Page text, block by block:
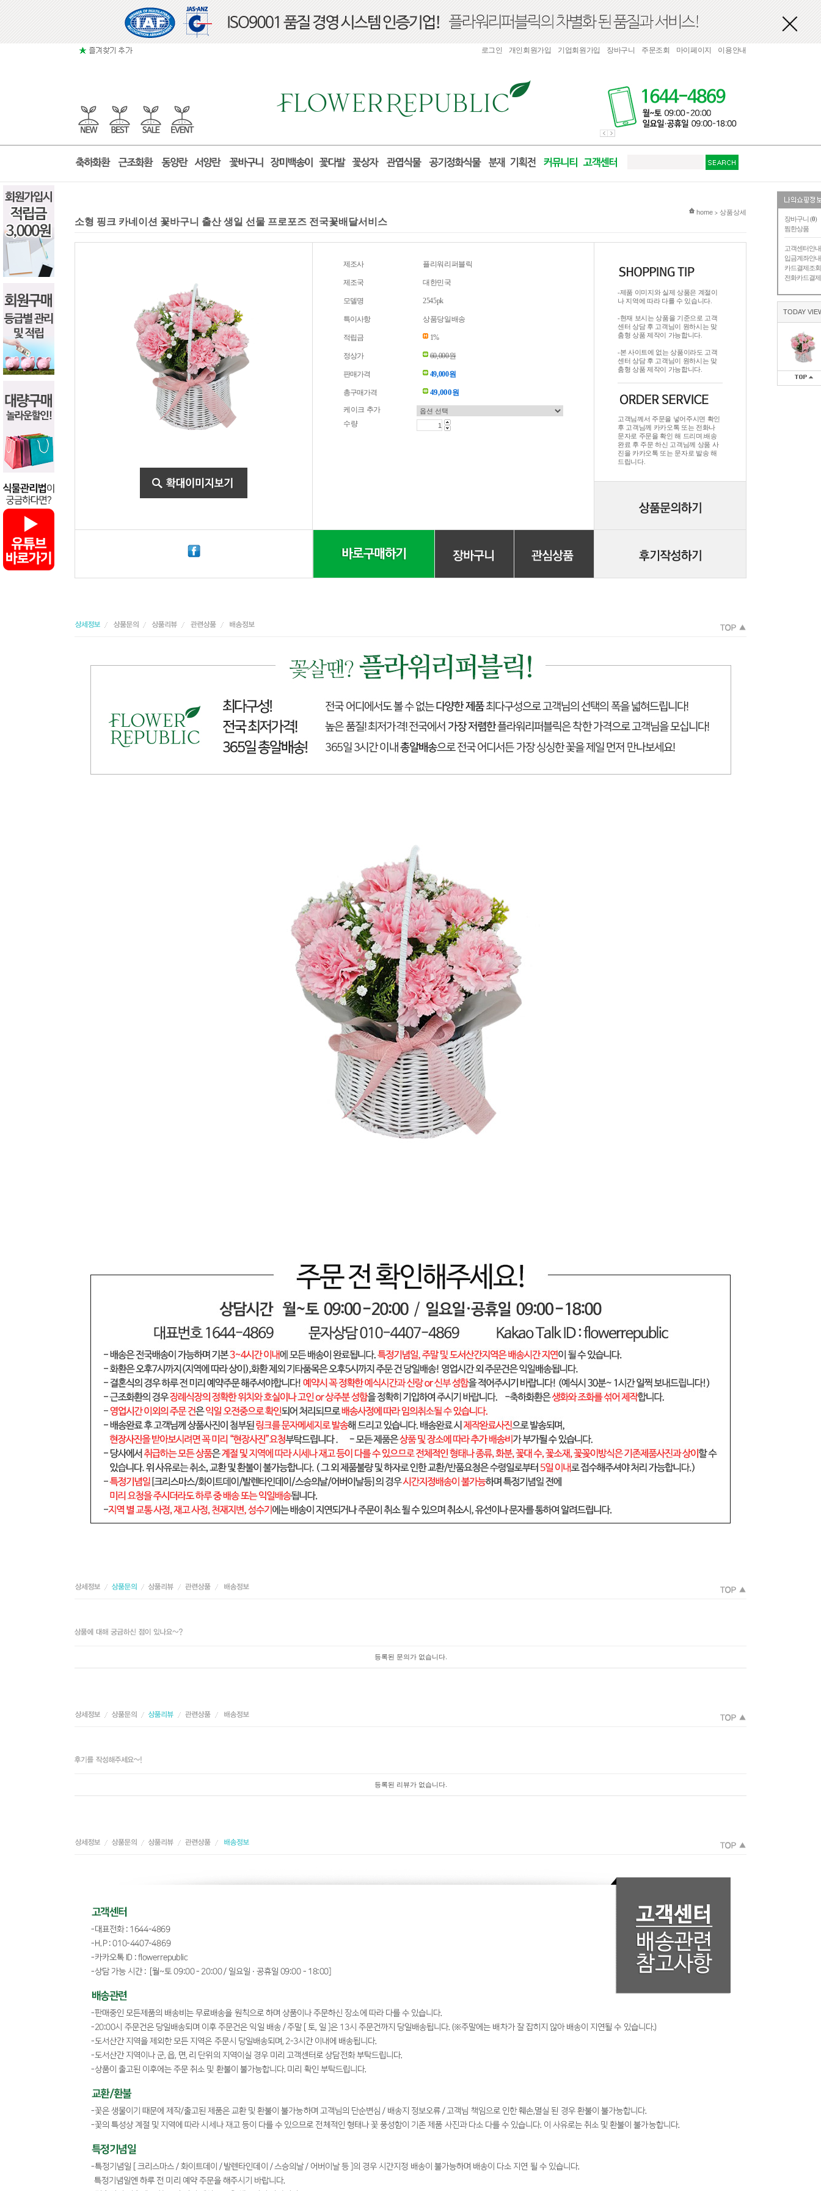
장바구니 (0)
찜한상품
고객센터안내
입금계좌안내
카드결제조회
전화카드결제
TODAY
로그인 개인회원가입 기업회원가입 장바구니 주문조회 마이페이지 이용안내
현재 위치
home > 상품상세
소형 핑크 카네이션 꽃바구니 출산 생일 선물 프로포즈 전국꽃배달서비스
제조사 플리워리퍼블릭
제조국 대한민국
모델명 2545pk
특이사항 상품당일배송
적립금 1%
정상가 60,000원
판매가격 49,000원
총구매가격 49,000원
케이크 추가
수량
-제품 이미지와 실제 상품은 계절이
나 지역에 따라 다를 수 있습니다.
-현재 보시는 상품을 기준으로 고객
센터 상담 후 고객님이 원하시는 맞
춤형 상품 제작이 가능합니다.
-본 사이트에 없는 상품이라도 고객
센터 상담 후 고객님이 원하시는 맞
춤형 상품 제작이 가능합니다.
고객님께서 주문을 넣어주시면 확인
후 고객님께 카카오톡 또는 전화나
문자로 주문을 확인 해 드리며.배송
완료 후 주문 하신 고객님께 상품 사
진을 카카오톡 또는 문자로 발송 해
드립니다.
등록된 문의가 없습니다.
등록된 리뷰가 없습니다.